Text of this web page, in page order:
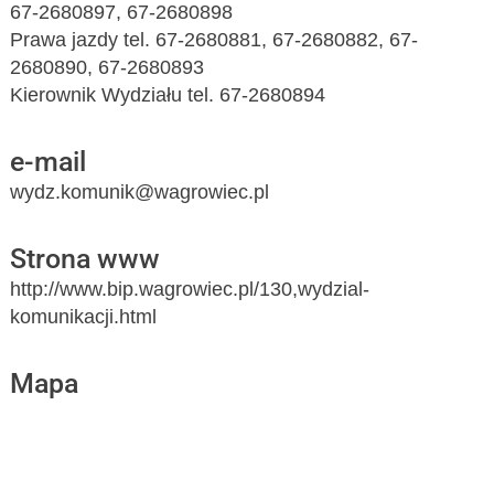
67-2680897, 67-2680898
Prawa jazdy tel. 67-2680881, 67-2680882, 67-
2680890, 67-2680893
Kierownik Wydziału tel. 67-2680894
e-mail
wydz.komunik@wagrowiec.pl
Strona www
http://www.bip.wagrowiec.pl/130,wydzial-
komunikacji.html
Mapa